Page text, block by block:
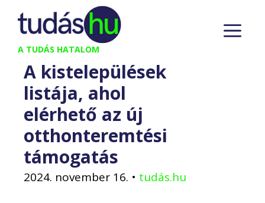
Kilépés
tartalomba
A TUDÁS HATALOM
A kistelepülések
listája, ahol
elérhető az új
otthonteremtési
támogatás
2024. november 16. • tudás.hu